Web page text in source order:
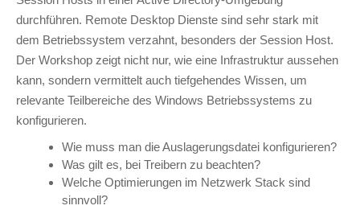
durchführen. Remote Desktop Dienste sind sehr stark mit
dem Betriebssystem verzahnt, besonders der Session Host.
Der Workshop zeigt nicht nur, wie eine Infrastruktur aussehen
kann, sondern vermittelt auch tiefgehendes Wissen, um
relevante Teilbereiche des Windows Betriebssystems zu
konfigurieren.
Wie muss man die Auslagerungsdatei konfigurieren?
Was gilt es, bei Treibern zu beachten?
Welche Optimierungen im Netzwerk Stack sind
sinnvoll?